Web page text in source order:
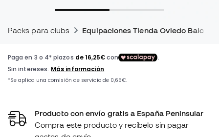
Packs para clubs Equipaciones Tienda Oviedo
Producto con envío gratis a España Peninsular
Compra este producto y recíbelo sin pagar